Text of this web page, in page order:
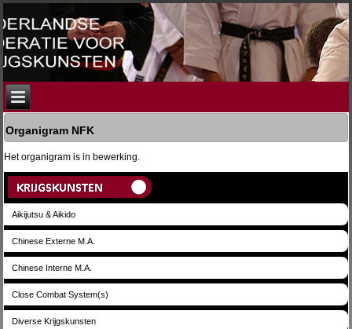
Organigram NFK
Het organigram is in bewerking.
Aikijutsu & Aikido
Chinese Externe M.A.
Chinese Interne M.A.
Close Combat System(s)
Diverse Krijgskunsten